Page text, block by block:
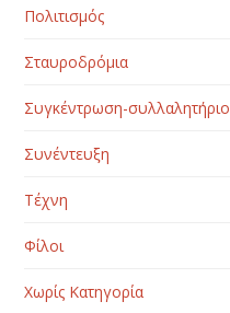
Πολιτισμός
Σταυροδρόμια
Συγκέντρωση-συλλαλητήριο
Συνέντευξη
Τέχνη
Φίλοι
Χωρίς Κατηγορία